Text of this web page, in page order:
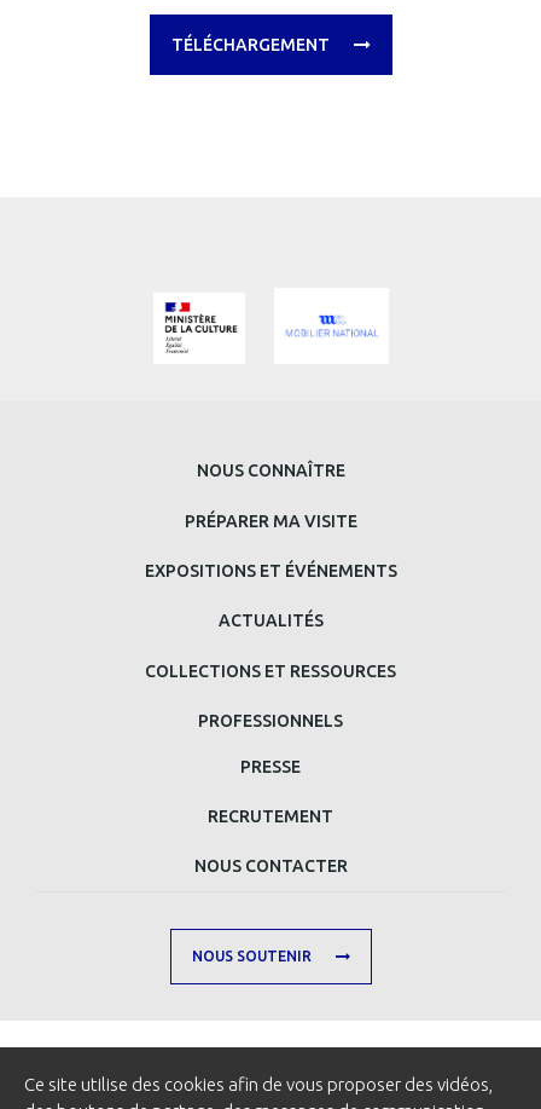
TÉLÉCHARGEMENT
PRINCIPAL
NOUS CONNAÎTRE
PRÉPARER MA VISITE
EXPOSITIONS ET ÉVÉNEMENTS
ACTUALITÉS
COLLECTIONS ET RESSOURCES
PROFESSIONNELS
PRESSE
RECRUTEMENT
NOUS CONTACTER
NOUS SOUTENIR
Pied
MENTIONS LÉGALES CRÉDITS GESTION DES COOKIES
Ce site utilise des cookies afin de vous proposer des vidéos,